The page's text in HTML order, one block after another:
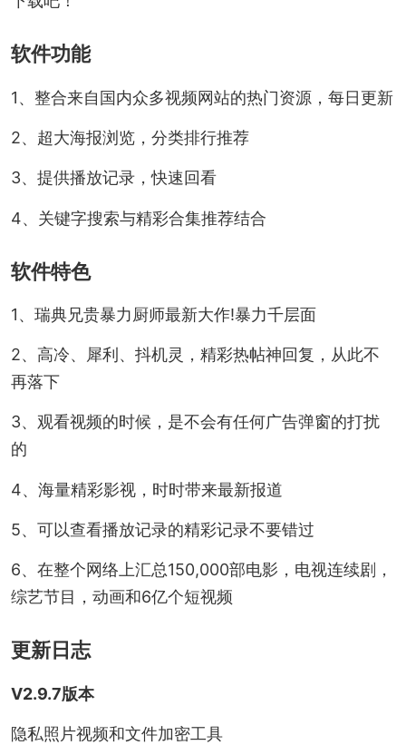
软件功能
1、整合来自国内众多视频网站的热门资源，每日更新
2、超大海报浏览，分类排行推荐
3、提供播放记录，快速回看
4、关键字搜索与精彩合集推荐结合
软件特色
1、瑞典兄贵暴力厨师最新大作!暴力千层面
2、高冷、犀利、抖机灵，精彩热帖神回复，从此不
再落下
3、观看视频的时候，是不会有任何广告弹窗的打扰
的
4、海量精彩影视，时时带来最新报道
5、可以查看播放记录的精彩记录不要错过
6、在整个网络上汇总150,000部电影，电视连续剧，
综艺节目，动画和6亿个短视频
更新日志
V2.9.7版本
隐私照片视频和文件加密工具